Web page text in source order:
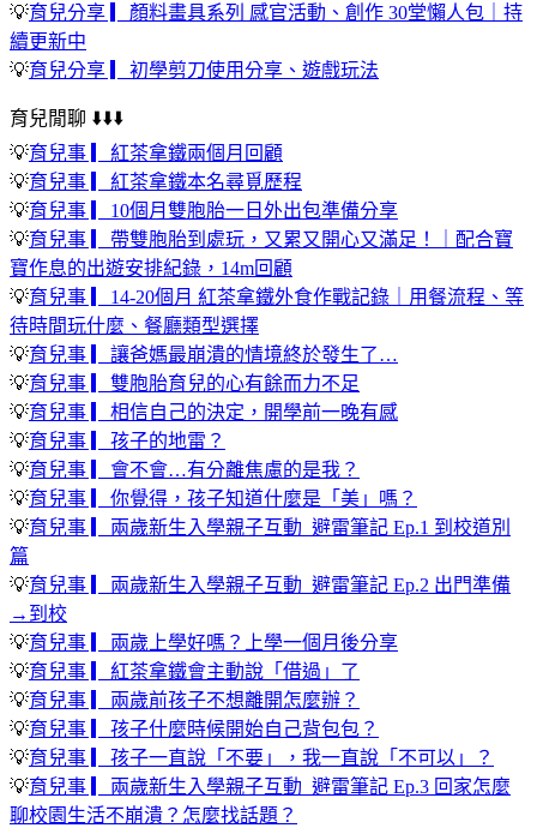
💡育兒分享 ▎顏料畫具系列 感官活動、創作 30堂懶人包｜持
續更新中
💡育兒分享 ▎初學剪刀使用分享、遊戲玩法
育兒閒聊 ⬇️⬇️⬇️
💡育兒事 ▎紅茶拿鐵兩個月回顧
💡育兒事 ▎紅茶拿鐵本名尋覓歷程
💡育兒事 ▎10個月雙胞胎一日外出包準備分享
💡育兒事 ▎帶雙胞胎到處玩，又累又開心又滿足！｜配合寶
寶作息的出遊安排紀錄，14m回顧
💡育兒事 ▎14-20個月 紅茶拿鐵外食作戰記錄｜用餐流程、等
待時間玩什麼、餐廳類型選擇
💡育兒事 ▎讓爸媽最崩潰的情境終於發生了…
💡育兒事 ▎雙胞胎育兒的心有餘而力不足
💡育兒事 ▎相信自己的決定，開學前一晚有感
💡育兒事 ▎孩子的地雷？
💡育兒事 ▎會不會…有分離焦慮的是我？
💡育兒事 ▎你覺得，孩子知道什麼是「美」嗎？
💡育兒事 ▎兩歲新生入學親子互動_避雷筆記 Ep.1 到校道別
篇
💡育兒事 ▎兩歲新生入學親子互動_避雷筆記 Ep.2 出門準備
→到校
💡育兒事 ▎兩歲上學好嗎？上學一個月後分享
💡育兒事 ▎紅茶拿鐵會主動說「借過」了
💡育兒事 ▎兩歲前孩子不想離開怎麼辦？
💡育兒事 ▎孩子什麼時候開始自己背包包？
💡育兒事 ▎孩子一直說「不要」，我一直說「不可以」？
💡育兒事 ▎兩歲新生入學親子互動_避雷筆記 Ep.3 回家怎麼
聊校園生活不崩潰？怎麼找話題？